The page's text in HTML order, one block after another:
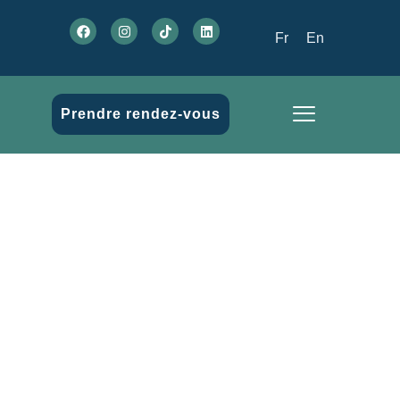
Fr En
Prendre rendez-vous